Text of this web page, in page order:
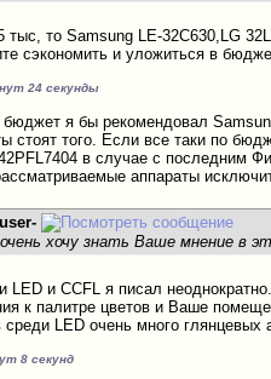
тыс, то Samsung LE-32C630,LG
сэкономить и уложиться в
24 секунды
я бы рекомендовал
стоят того. Если все таки по
в случае с последним
аппараты
хочу знать Ваше мнение в
LED и CCFL я писал
к палитре цветов и Ваше
LED очень много
8 секунд